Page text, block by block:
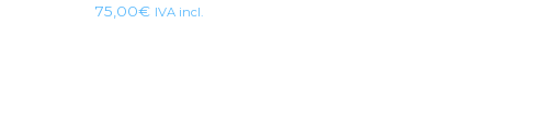
75,00€ IVA incl.